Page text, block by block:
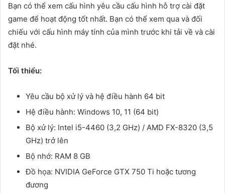
Bạn có thể xem cấu hình yêu cầu cấu hình hỗ trợ cài đặt
game để hoạt động tốt nhất. Bạn có thể xem qua và đối
chiếu với cấu hình máy tính của mình trước khi tải về và cài
đặt nhé.
Tối thiểu:
Yêu cầu bộ xử lý và hệ điều hành 64 bit
Hệ điều hành: Windows 10, 11 (64 bit)
Bộ xử lý: Intel i5-4460 (3,2 GHz) / AMD FX-8320 (3,5
GHz) trở lên
Bộ nhớ: RAM 8 GB
Đồ họa: NVIDIA GeForce GTX 750 Ti hoặc tương
đương